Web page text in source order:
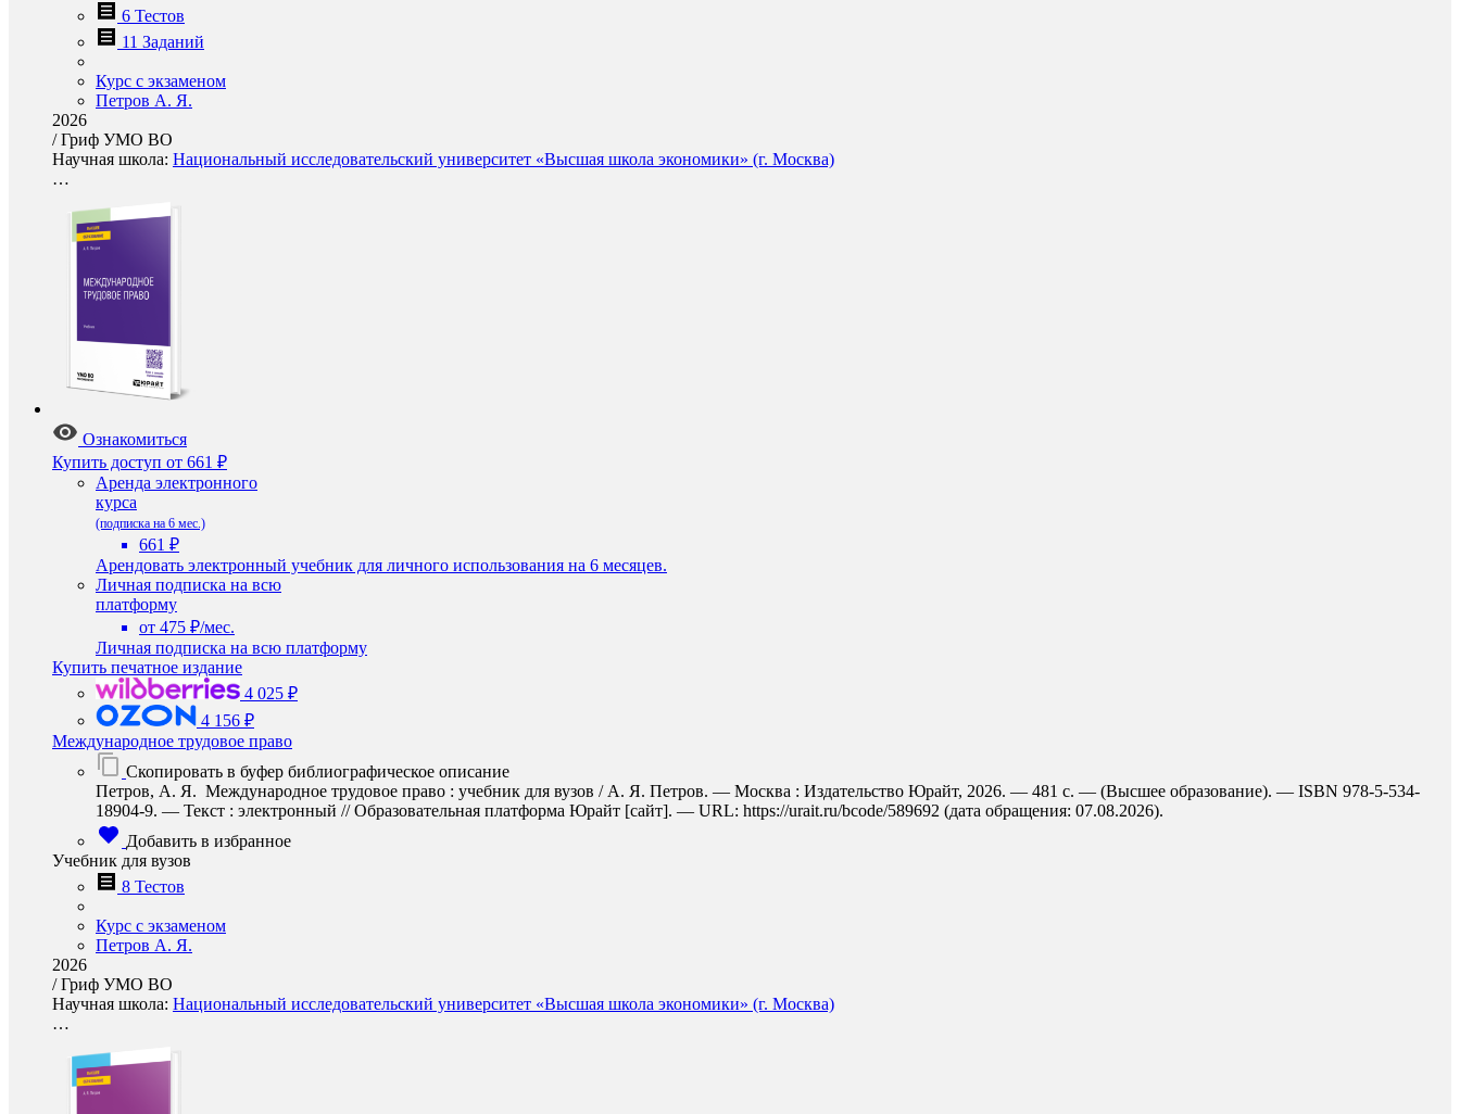
6 Тестов
11 Заданий
Курс с экзаменом
Петров А. Я.
2026
/Гриф УМО ВО
Научная школа: Национальный исследовательский университет «Высшая школа экономики» (г. Москва)
…
Ознакомиться
Купить доступ от 661 ₽
Аренда электронного
курса
(подписка на 6 мес.)
661 ₽
Арендовать электронный учебник для личного использования на 6 месяцев.
Личная подписка на всю
платформу
от 475 ₽/мес.
Личная подписка на всю платформу
Купить печатное издание
4 025 ₽
4 156 ₽
Международное трудовое право
Скопировать в буфер библиографическое описание
Петров, А. Я. Международное трудовое право : учебник для вузов / А. Я. Петров. — Москва : Издательство Юрайт, 2026. — 481 с. — (Высшее образование). — ISBN 978-5-534-
18904-9. — Текст : электронный // Образовательная платформа Юрайт [сайт]. — URL: https://urait.ru/bcode/589692 (дата обращения: 07.08.2026).
Добавить в избранное
Учебник для вузов
8 Тестов
Курс с экзаменом
Петров А. Я.
2026
/Гриф УМО ВО
Научная школа: Национальный исследовательский университет «Высшая школа экономики» (г. Москва)
…